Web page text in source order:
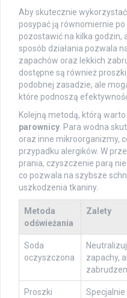
Aby skutecznie
posypać ją równomiernie
pozostawić na kilka godzin,
sposób działania pozwala
zapachów oraz lekkich
dostępne są również
podobnej zasadzie, ale
które podnoszą
Kolejną metodą, którą
parownicy . Para wodna
oraz inne mikroorganizmy,
przypadku alergików. W
prania, czyszczenie parą
co pozwala na szybsze
uszkodzenia tkaniny.
Metoda
odświeżania
Zalety
Soda
oczyszczona
zapachy,
Proszki
Specjalnie